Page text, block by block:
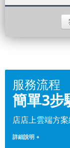
服務流程
簡單3步
店店上雲端方
詳細說明 +